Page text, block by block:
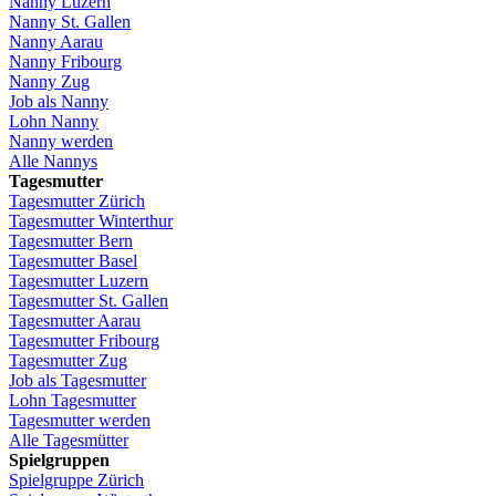
Nanny St. Gallen
Nanny Aarau
Nanny Fribourg
Nanny Zug
Job als Nanny
Lohn Nanny
Nanny werden
Alle Nannys
Tagesmutter
Tagesmutter Zürich
TagesmutterWinterthur
TagesmutterBern
TagesmutterBasel
Tagesmutter Luzern
TagesmutterSt. Gallen
Tagesmutter Aarau
Tagesmutter Fribourg
Tagesmutter Zug
Job als Tagesmutter
Lohn Tagesmutter
Tagesmutter werden
Alle Tagesmütter
Spielgruppen
Spielgruppe Zürich